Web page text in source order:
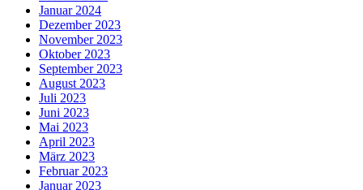
Januar 2024
Dezember 2023
November 2023
Oktober 2023
September 2023
August 2023
Juli 2023
Juni 2023
Mai 2023
April 2023
März 2023
Februar 2023
Januar 2023